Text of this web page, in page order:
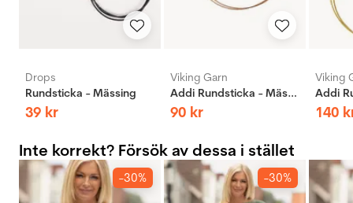
Drops
Rundsticka - Mässing
39 kr
Viking Garn
Addi Rundsticka - Mässing
90 kr
Viking
140
Inte korrekt? Försök av dessa i stället
-30% -30%